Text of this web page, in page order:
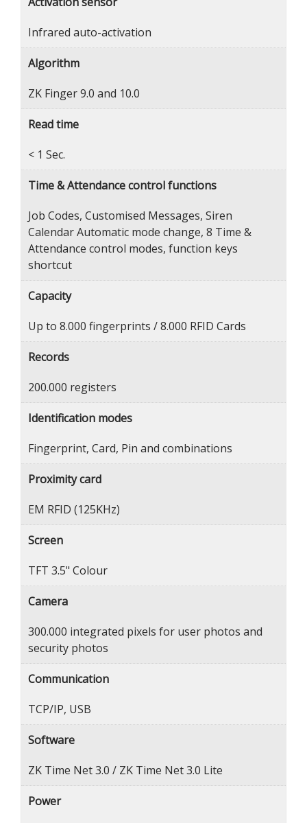
Infrared auto-activation
Algorithm
ZK Finger 9.0 and 10.0
Read time
< 1 Sec.
Time & Attendance control functions
Job Codes, Customised Messages, Siren
Calendar Automatic mode change, 8 Time &
Attendance control modes, function keys
shortcut
Capacity
Up to 8.000 fingerprints / 8.000 RFID Cards
Records
200.000 registers
Identification modes
Fingerprint, Card, Pin and combinations
Proximity card
EM RFID (125KHz)
Screen
TFT 3.5" Colour
Camera
300.000 integrated pixels for user photos and
security photos
Communication
TCP/IP, USB
Software
ZK Time Net 3.0 / ZK Time Net 3.0 Lite
Power